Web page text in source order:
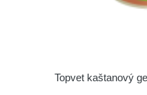
Topvet kaštanový